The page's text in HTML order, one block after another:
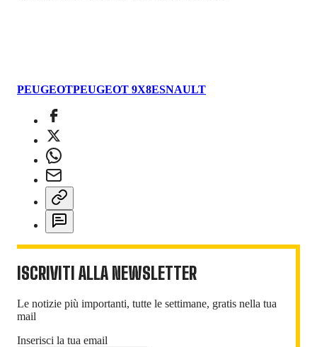
PEUGEOTPEUGEOT 9X8ESNAULT
ISCRIVITI ALLA NEWSLETTER
Le notizie più importanti, tutte le settimane, gratis nella tua
mail
Inserisci la tua email